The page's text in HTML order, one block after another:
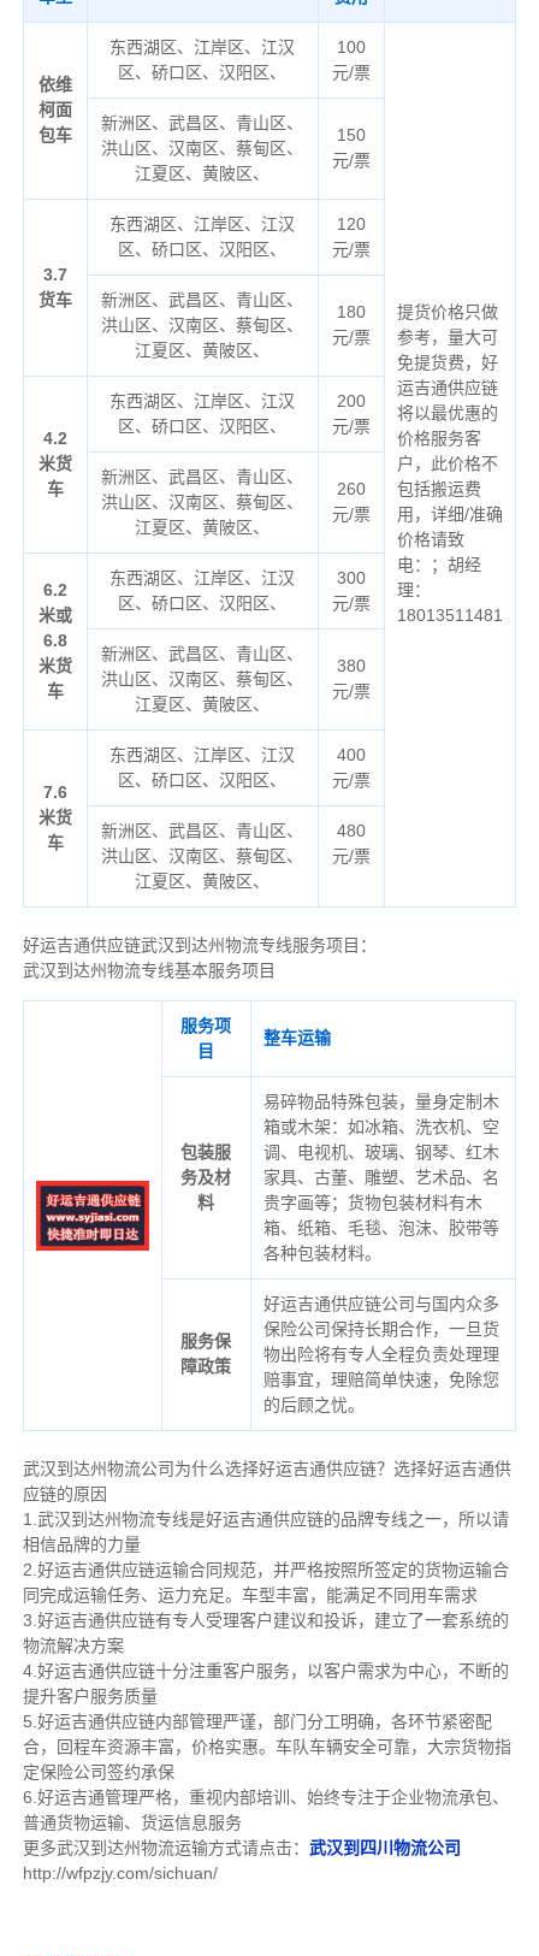
依维
柯面
包车
东西湖区、江岸区、江汉
区、硚口区、汉阳区、
100
元/票
提货价格只做
参考，量大可
免提货费，好
运吉通供应链
将以最优惠的
价格服务客
户，此价格不
包括搬运费
用，详细/准确
价格请致
电：；胡经
理：
18013511481
新洲区、武昌区、青山区、
洪山区、汉南区、蔡甸区、
江夏区、黄陂区、
150
元/票
3.7
货车
东西湖区、江岸区、江汉
区、硚口区、汉阳区、
120
元/票
新洲区、武昌区、青山区、
洪山区、汉南区、蔡甸区、
江夏区、黄陂区、
180
元/票
4.2
米货
车
东西湖区、江岸区、江汉
区、硚口区、汉阳区、
200
元/票
新洲区、武昌区、青山区、
洪山区、汉南区、蔡甸区、
江夏区、黄陂区、
260
元/票
6.2
米或
6.8
米货
车
东西湖区、江岸区、江汉
区、硚口区、汉阳区、
300
元/票
新洲区、武昌区、青山区、
洪山区、汉南区、蔡甸区、
江夏区、黄陂区、
380
元/票
7.6
米货
车
东西湖区、江岸区、江汉
区、硚口区、汉阳区、
400
元/票
新洲区、武昌区、青山区、
洪山区、汉南区、蔡甸区、
江夏区、黄陂区、
480
元/票
好运吉通供应链武汉到达州物流专线服务项目：
武汉到达州物流专线基本服务项目
服务项
目
整车运输
包装服
务及材
料
易碎物品特殊包装，量身定制木
箱或木架：如冰箱、洗衣机、空
调、电视机、玻璃、钢琴、红木
家具、古董、雕塑、艺术品、名
贵字画等；货物包装材料有木
箱、纸箱、毛毯、泡沫、胶带等
各种包装材料。
服务保
障政策
好运吉通供应链公司与国内众多
保险公司保持长期合作，一旦货
物出险将有专人全程负责处理理
赔事宜，理赔简单快速，免除您
的后顾之忧。
武汉到达州物流公司为什么选择好运吉通供应链？选择好运吉通供
应链的原因
1.武汉到达州物流专线是好运吉通供应链的品牌专线之一，所以请
相信品牌的力量
2.好运吉通供应链运输合同规范，并严格按照所签定的货物运输合
同完成运输任务、运力充足。车型丰富，能满足不同用车需求
3.好运吉通供应链有专人受理客户建议和投诉，建立了一套系统的
物流解决方案
4.好运吉通供应链十分注重客户服务，以客户需求为中心，不断的
提升客户服务质量
5.好运吉通供应链内部管理严谨，部门分工明确，各环节紧密配
合，回程车资源丰富，价格实惠。车队车辆安全可靠，大宗货物指
定保险公司签约承保
6.好运吉通管理严格，重视内部培训、始终专注于企业物流承包、
普通货物运输、货运信息服务
更多武汉到达州物流运输方式请点击： 武汉到四川物流公司
http://wfpzjy.com/sichuan/